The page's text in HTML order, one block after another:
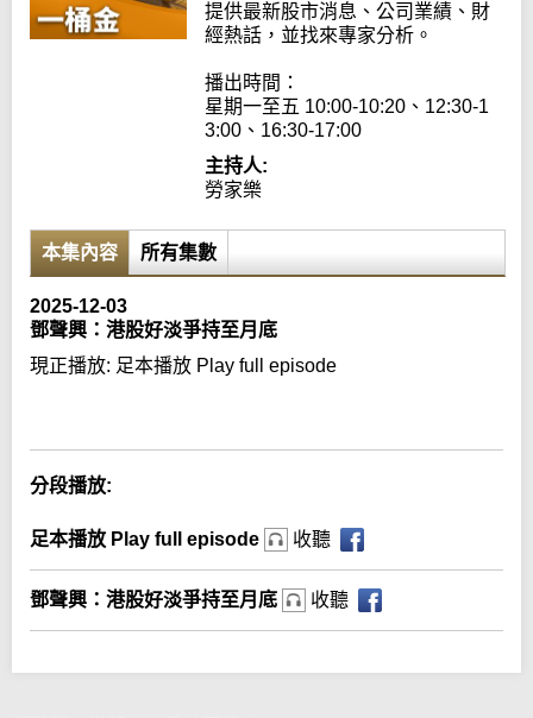
提供最新股市消息、公司業績、財
經熱話，並找來專家分析。
播出時間：
星期一至五 10:00-10:20、12:30-1
3:00、16:30-17:00
主持人:
勞家樂
本集內容 所有集數
2025-12-03
鄧聲興：港股好淡爭持至月底
現正播放: 足本播放 Play full episode
分段播放:
足本播放 Play full episode 收聽
鄧聲興：港股好淡爭持至月底 收聽